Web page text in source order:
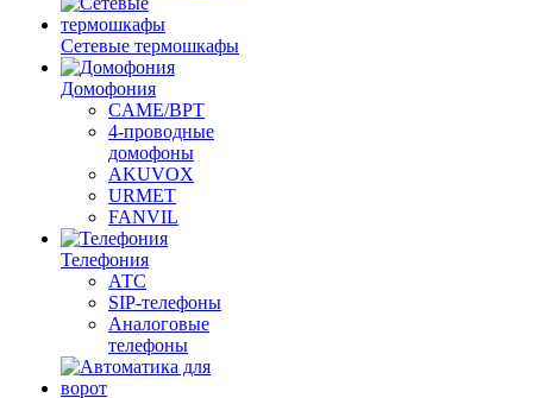
Сетевые термошкафы
Домофония
CAME/BPT
4-проводные
домофоны
AKUVOX
URMET
FANVIL
Телефония
АТС
SIP-телефоны
Аналоговые
телефоны